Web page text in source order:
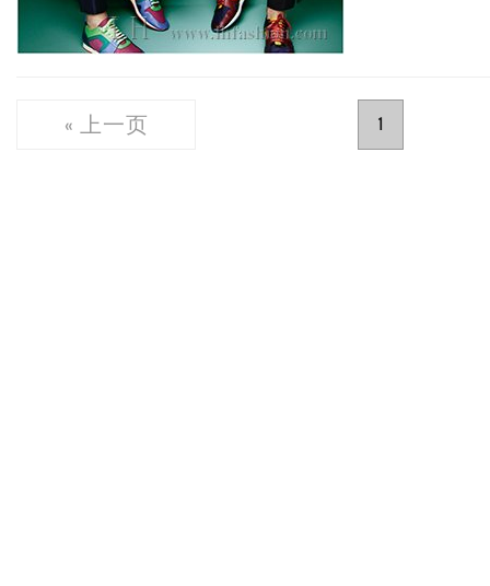
« 上一页 1